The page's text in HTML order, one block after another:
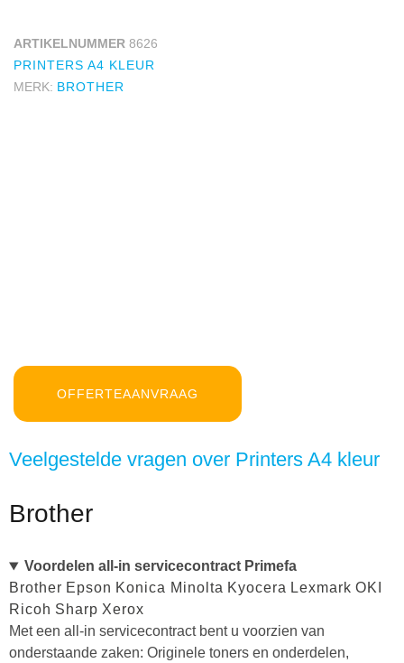
ARTIKELNUMMER 8626
PRINTERS A4 KLEUR
MERK: BROTHER
OFFERTEAANVRAAG
Veelgestelde vragen over Printers A4 kleur
Brother
Voordelen all-in servicecontract Primefa
Brother Epson Konica Minolta Kyocera Lexmark OKI
Ricoh Sharp Xerox
Met een all-in servicecontract bent u voorzien van
onderstaande zaken: Originele toners en onderdelen,